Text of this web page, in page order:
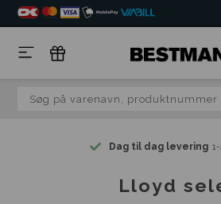
Dag til dag levering
Lloyd